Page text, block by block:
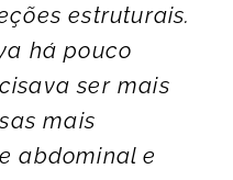
estruturais.
há pouco
ser mais
mais
abdominal e